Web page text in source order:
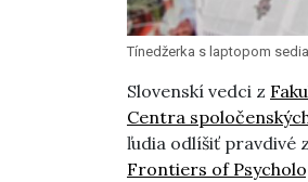
Tínedžerka s laptopom
Slovenskí vedci z
Centra
ľudia odlíšiť pravdivé
Frontiers of